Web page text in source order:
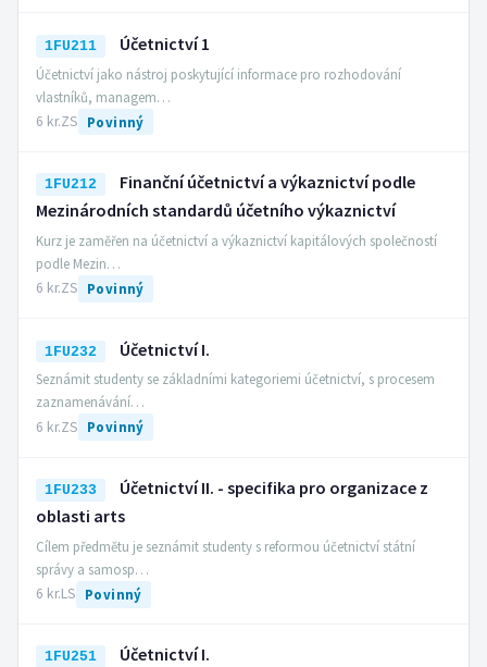
1FU211 Účetnictví 1
Účetnictví jako nástroj poskytující informace pro rozhodování
vlastníků, managem…
6 kr.ZS Povinný
1FU212
Finanční účetnictví a výkaznictví podle
Mezinárodních standardů účetního výkaznictví
Kurz je zaměřen na účetnictví a výkaznictví kapitálových společností
podle Mezin…
6 kr.ZS Povinný
1FU232 Účetnictví I.
Seznámit studenty se základními kategoriemi účetnictví, s procesem
zaznamenávání…
6 kr.ZS Povinný
1FU233
Účetnictví II. - specifika pro organizace z
oblasti arts
Cílem předmětu je seznámit studenty s reformou účetnictví státní
správy a samosp…
6 kr.LS Povinný
1FU251 Účetnictví I.